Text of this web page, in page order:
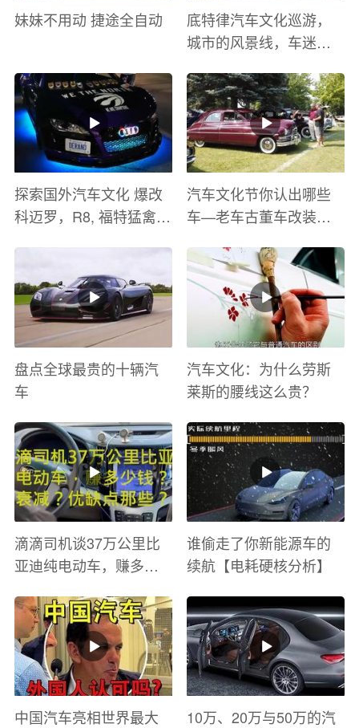
妹妹不用动 捷途全自动
底特律汽车文化巡游，
城市的风景线，车迷的
探索国外汽车文化 爆改
科迈罗，R8, 福特猛禽
汽车文化节你认出哪些
车—老车古董车改装车
盘点全球最贵的十辆汽
车
汽车文化：为什么劳斯
莱斯的腰线这么贵？
滴滴司机谈37万公里比
亚迪纯电动车，赚多少
有哪些？
谁偷走了你新能源车的
续航【电耗硬核分析】
中国汽车亮相世界最大 10万、20万与50万的汽